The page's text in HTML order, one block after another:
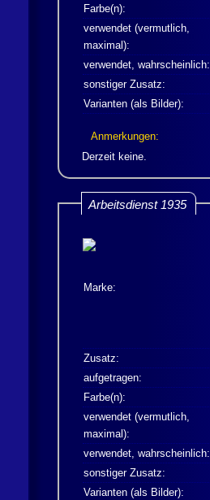
Farbe(n):
verwendet (vermutlich,
maximal):
verwendet, wahrscheinlich:
sonstiger Zusatz:
Varianten (als Bilder):
Anmerkungen:
Derzeit keine.
Arbeitsdienst 1935
Marke:
Zusatz:
aufgetragen:
Farbe(n):
verwendet (vermutlich,
maximal):
verwendet, wahrscheinlich:
sonstiger Zusatz:
Varianten (als Bilder):